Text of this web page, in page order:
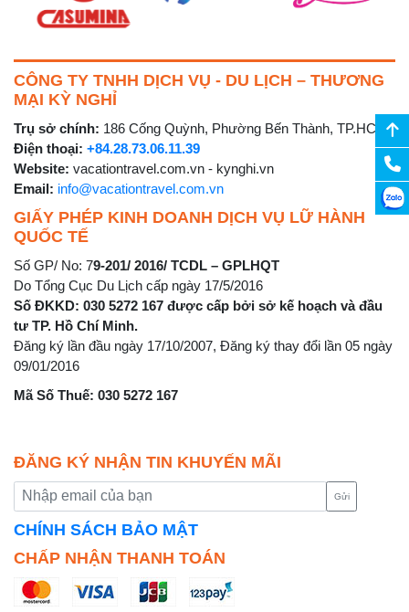
CÔNG TY TNHH DỊCH VỤ - DU LỊCH – THƯƠNG
MẠI KỲ NGHỈ
Trụ sở chính: 186 Cống Quỳnh, Phường Bến Thành, TP.HCM
Điện thoại: +84.28.73.06.11.39
Website: vacationtravel.com.vn - kynghi.vn
Email: info@vacationtravel.com.vn
GIẤY PHÉP KINH DOANH DỊCH VỤ LỮ HÀNH
QUỐC TẾ
Số GP/ No: 79-201/ 2016/ TCDL – GPLHQT
Do Tổng Cục Du Lịch cấp ngày 17/5/2016
Số ĐKKD: 030 5272 167 được cấp bởi sở kế hoạch và đầu
tư TP. Hồ Chí Minh.
Đăng ký lần đầu ngày 17/10/2007, Đăng ký thay đổi lần 05 ngày
09/01/2016
Mã Số Thuế: 030 5272 167
ĐĂNG KÝ NHẬN TIN KHUYẾN MÃI
Gửi
CHÍNH SÁCH BẢO MẬT
CHẤP NHẬN THANH TOÁN